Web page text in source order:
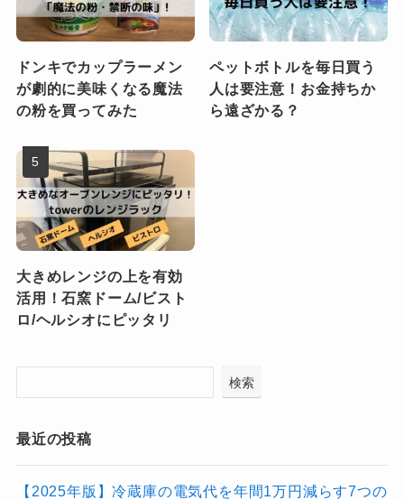
ドンキでカップラーメン
が劇的に美味くなる魔法
の粉を買ってみた
ペットボトルを毎日買う
人は要注意！お金持ちか
ら遠ざかる？
大きめレンジの上を有効
活用！石窯ドーム/ビスト
ロ/ヘルシオにピッタリ
検索
最近の投稿
【2025年版】冷蔵庫の電気代を年間1万円減らす7つの